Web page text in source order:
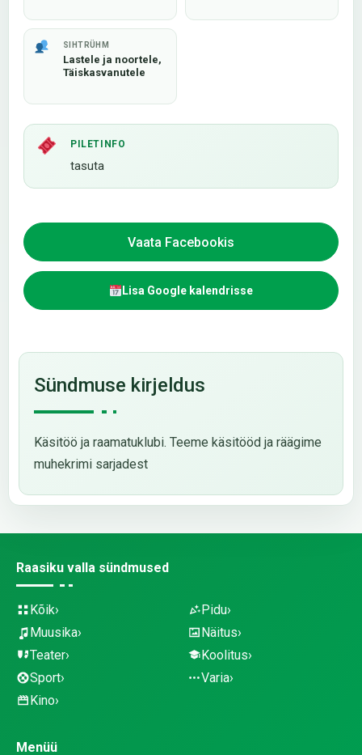
SIHTRÜHM
Lastele ja noortele,
Täiskasvanutele
PILETINFO
tasuta
Vaata Facebookis
Lisa Google kalendrisse
Sündmuse kirjeldus
Käsitöö ja raamatuklubi. Teeme käsitööd ja räägime
muhekrimi sarjadest
Raasiku valla sündmused
Kõik
Muusika
Teater
Sport
Kino
Pidu
Näitus
Koolitus
Varia
Menüü